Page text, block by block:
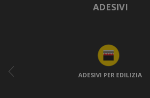
ADESIVI
ADESIVI PER EDILIZIA